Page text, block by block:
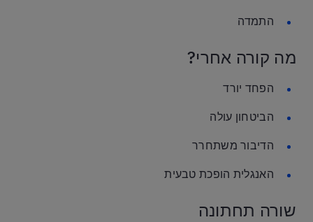
התמדה
מה קורה אחרי?
הפחד יורד
הביטחון עולה
הדיבור משתחרר
האנגלית הופכת טבעית
שורה תחתונה